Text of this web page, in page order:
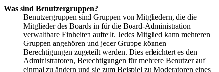
Was sind Benutzergruppen?
Benutzergruppen sind Gruppen von Mitgliedern, die die
Mitglieder des Boards in für die Board-Administration
verwaltbare Einheiten aufteilt. Jedes Mitglied kann mehreren
Gruppen angehören und jeder Gruppe können
Berechtigungen zugeteilt werden. Dies erleichtert es den
Administratoren, Berechtigungen für mehrere Benutzer auf
einmal zu ändern und sie zum Beispiel zu Moderatoren eines